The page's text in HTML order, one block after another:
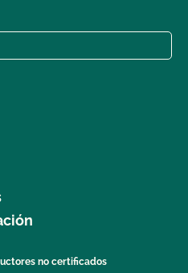
no certificados